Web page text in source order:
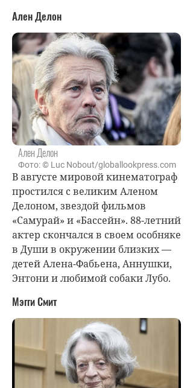
Ален Делон
Ален Делон
Фото: © Luc Nobout/globallookpress.com
В августе мировой кинематограф
простился с великим Аленом
Делоном, звездой фильмов
«Самурай» и «Бассейн». 88-летний
актер скончался в своем особняке
в Души в окружении близких —
детей Алена-Фабьена, Аннушки,
Энтони и любимой собаки Лубо.
Мэгги Смит